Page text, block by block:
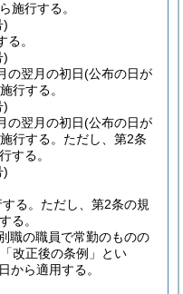
施行する。
)
。
)
の翌月の初日(公布の日が
行する。
)
の翌月の初日(公布の日が
行する。 ただし、第2条
する。
)
る。 ただし、第2条の規
る。
職の職員で常勤のものの
改正後の条例」とい
から適用する。